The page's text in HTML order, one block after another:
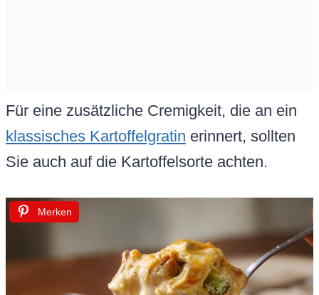
Für eine zusätzliche Cremigkeit, die an ein
klassisches Kartoffelgratin erinnert, sollten
Sie auch auf die Kartoffelsorte achten.
Merken